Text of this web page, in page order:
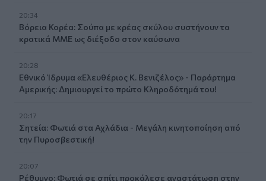
20:34
Βόρεια Κορέα: Σούπα με κρέας σκύλου συστήνουν τα
κρατικά ΜΜΕ ως διέξοδο στον καύσωνα
20:28
Εθνικό Ίδρυμα «Ελευθέριος Κ. Βενιζέλος» - Παράρτημα
Αμερικής: Δημιουργεί το πρώτο Κληροδότημά του!
20:17
Σητεία: Φωτιά στα Αχλάδια - Μεγάλη κινητοποίηση από
την Πυροσβεστική!
20:07
Ρέθυμνο: Φωτιά σε σπίτι προκάλεσε αναστάτωση στην